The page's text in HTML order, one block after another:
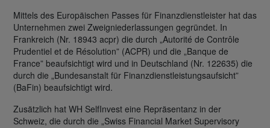
Mittels des Europäischen Passes für Finanzdienstleister hat das
Unternehmen zwei Zweigniederlassungen gegründet. In
Frankreich (Nr. 18943 acpr) die durch „Autorité de Contrôle
Prudentiel et de Résolution” (ACPR) und die „Banque de
France” beaufsichtigt wird und in Deutschland (Nr. 122635) die
durch die „Bundesanstalt für Finanzdienstleistungsaufsicht”
(BaFin) beaufsichtigt wird.
Zusätzlich hat WH SelfInvest eine Repräsentanz in der
Schweiz, die durch die „Swiss Financial Market Supervisory